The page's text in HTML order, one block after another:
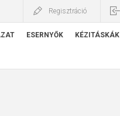
Regisztráció
ESERNYŐK KÉZITÁSKÁK